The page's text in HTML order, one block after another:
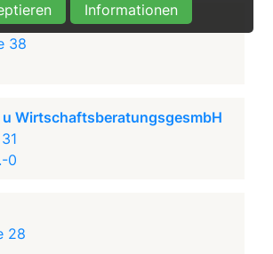
Informationen
38
u WirtschaftsberatungsgesmbH
0
28